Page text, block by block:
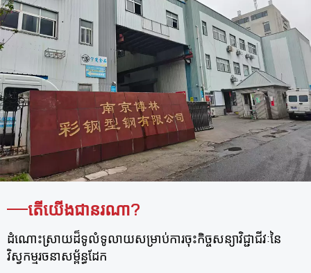
តើយើងជានរណា?
ដំណោះស្រាយដ៏ទូលំទូលាយសម្រាប់ការចុះកិច្ចសន្យាវិជ្ជាជីវៈនៃ
វិស្វកម្មរចនាសម្ព័ន្ធដែក